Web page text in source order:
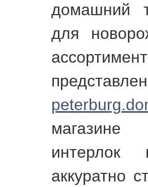
домашний
для
интерлок
аккуратно